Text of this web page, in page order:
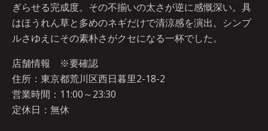
ぎらせる完成度。その不揃いの太さが逆に感慨深い。具
はほうれん草と多めのネギだけで清涼感を演出。シンプ
ルさゆえにその素朴さがクセになる一杯でした。
店舗情報 ※要確認
住所：東京都荒川区西日暮里2-18-2
営業時間：11:00～23:30
定休日：無休